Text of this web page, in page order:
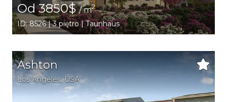
Od 3850$/ m2
ID: 8526 | 3 piętro | Taunhaus
Ashton
Los Angeles,USA